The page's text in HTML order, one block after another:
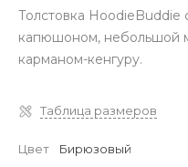
Толстовка HoodieBuddie
капюшоном, небольшой
карманом-кенгуру.
Таблица размеров
Цвет Бирюзовый